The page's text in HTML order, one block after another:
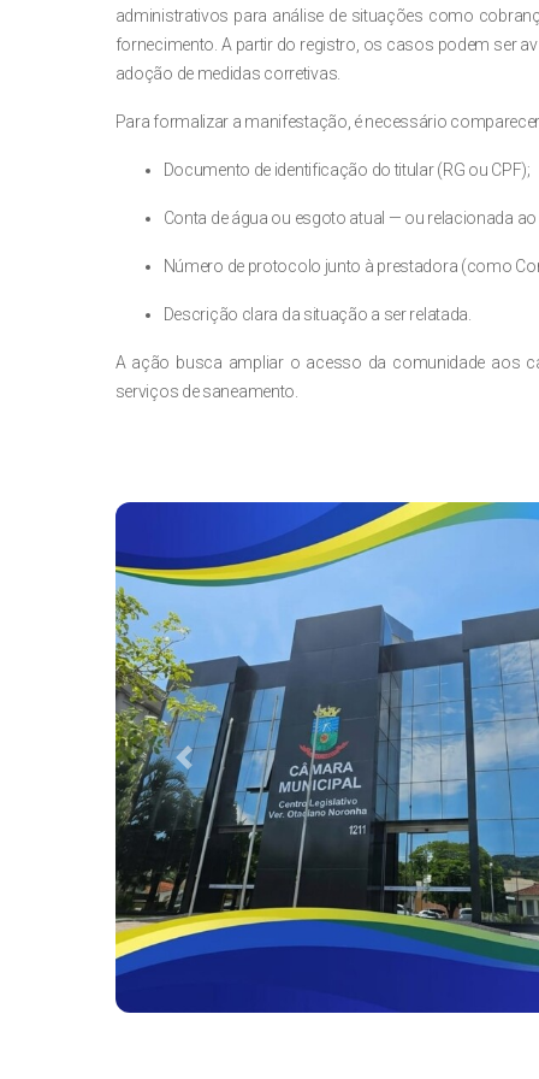
administrativos para análise de situações como
fornecimento. A partir do registro, os casos podem ser
adoção de medidas corretivas.
Para formalizar a manifestação, é necessário
Documento de identificação do titular (RG ou CPF);
Conta de água ou esgoto atual — ou relacionada
Número de protocolo junto à prestadora (como
Descrição clara da situação a ser relatada.
A ação busca ampliar o acesso da comunidade aos
serviços de saneamento.
Previous